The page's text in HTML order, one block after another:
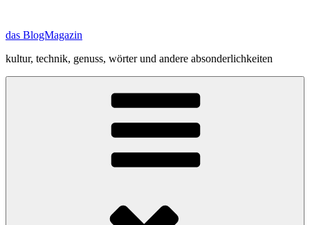
springen
das BlogMagazin
kultur, technik, genuss, wörter und andere absonderlichkeiten